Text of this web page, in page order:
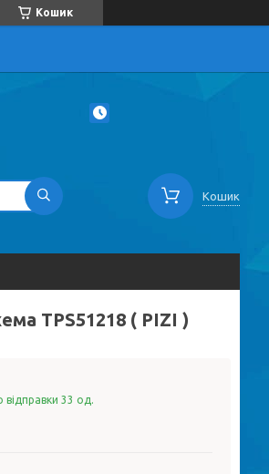
Кошик
Кошик
TPS51218 ( PIZI )
відправки 33 од.